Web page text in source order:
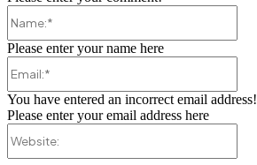
Please enter your name here
You have entered an incorrect email address!
Please enter your email address here